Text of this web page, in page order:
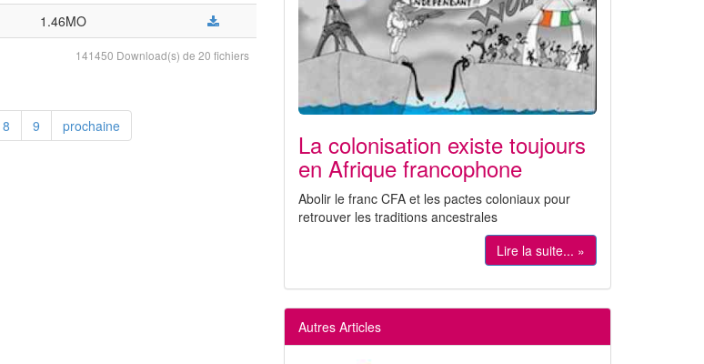
1.46MO
141450 Download(s) de 20 fichiers
8 9 prochaine
La colonisation existe toujours
en Afrique francophone
Abolir le franc CFA et les pactes coloniaux pour
retrouver les traditions ancestrales
Lire la suite... »
Autres Articles